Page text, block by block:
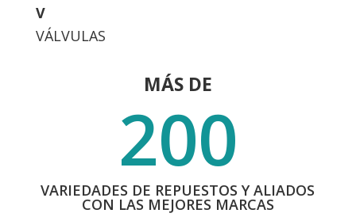
V
VÁLVULAS
MÁS DE
200
VARIEDADES DE REPUESTOS Y ALIADOS
CON LAS MEJORES MARCAS